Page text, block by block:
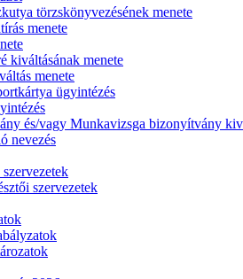
törzskönyvezésének menete
menete
kiváltásának menete
menete
ügyintézés
és/vagy Munkavizsga bizonyítvány
nevezés
szervezetek